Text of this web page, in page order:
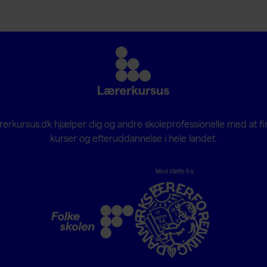
hjælper dig og andre skoleprofessionelle med at
kurser og efteruddannelse i hele landet.
Med støtte fra: